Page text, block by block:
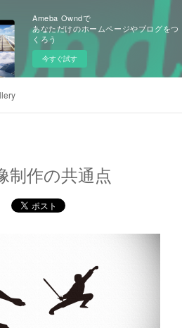
Ameba Owndで
あなただけのホームページやブログをつ
くろう
今すぐ試す
制作の共通点